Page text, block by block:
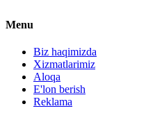
Menu
Biz haqimizda
Xizmatlarimiz
Aloqa
E'lon berish
Reklama